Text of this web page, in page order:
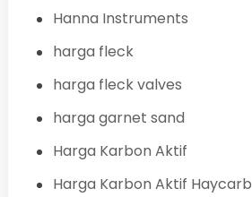
Hanna Instruments
harga fleck
harga fleck valves
harga garnet sand
Harga Karbon Aktif
Harga Karbon Aktif Haycarb